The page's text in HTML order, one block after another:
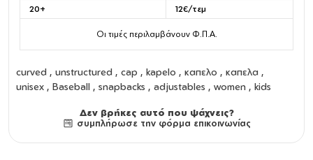
20+
12€/τεμ
Οι τιμές περιλαμβάνουν Φ.Π.Α.
curved , unstructured , cap , kapelo , καπελο , καπελα ,
unisex , Baseball , snapbacks , adjustables , women , kids
Δεν βρήκες αυτό που ψάχνεις?
συμπλήρωσε την φόρμα επικοινωνίας